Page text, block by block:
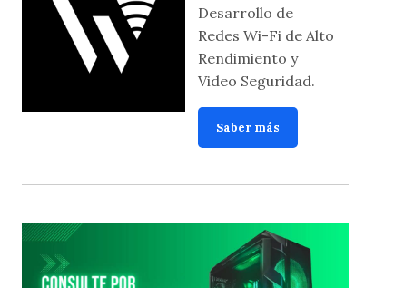
Desarrollo de
Redes Wi-Fi de Alto
Rendimiento y
Video Seguridad.
Saber más